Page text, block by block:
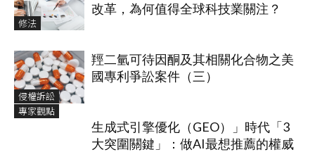
修法
改革，為何值得全球科技業關注？
侵權訴訟
羥二氫可待因酮及其相關化合物之美
國專利爭訟案件（三）
專家觀點
生成式引擎優化（GEO）」時代「3
大突圍關鍵」：做AI最想推薦的權威